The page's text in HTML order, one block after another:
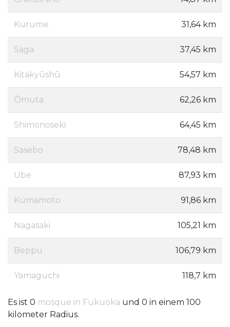
Kurume 31,64 km
Saga 37,45 km
Kitakyūshū 54,57 km
Ōmuta 62,26 km
Shimonoseki 64,45 km
Sasebo 78,48 km
Ube 87,93 km
Kumamoto 91,86 km
Nagasaki 105,21 km
Beppu 106,79 km
Yamaguchi 118,7 km
Es ist 0 mosque in Fukuoka und 0 in einem 100
kilometer Radius.